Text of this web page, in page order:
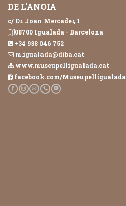
DE L'ANOIA
c/ Dr. Joan Mercader, 1
08700 Igualada - Barcelona
+34 938 046 752
m.igualada@diba.cat
www.museupelligualada.cat
facebook.com/Museupelligualada